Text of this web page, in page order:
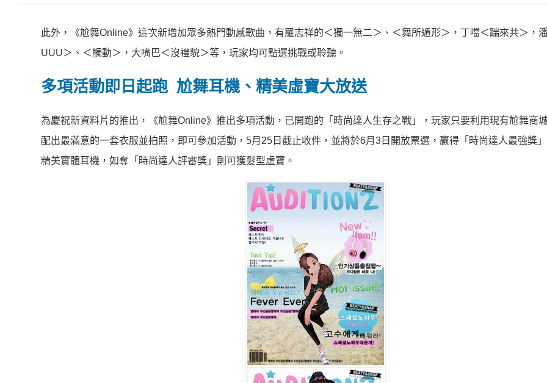
此外，《尬舞Online》這次新增加眾多熱門動感歌曲，有羅志祥的＜獨一無二＞、＜舞所遁形＞，丁噹＜踹來共＞，
UUU＞、＜觸動＞，大嘴巴＜沒禮貌＞等，玩家均可點選挑戰或聆聽。
多項活動即日起跑 尬舞耳機、精美虛寶大放送
為慶祝新資料片的推出，《尬舞Online》推出多項活動，已開跑的「時尚達人生存之戰」，玩家只要利用現有尬舞商
配出最滿意的一套衣服並拍照，即可參加活動，5月25日截止收件，並將於6月3日開放票選，贏得「時尚達人最強獎
精美實體耳機，如奪「時尚達人評審獎」則可獲髮型虛寶。